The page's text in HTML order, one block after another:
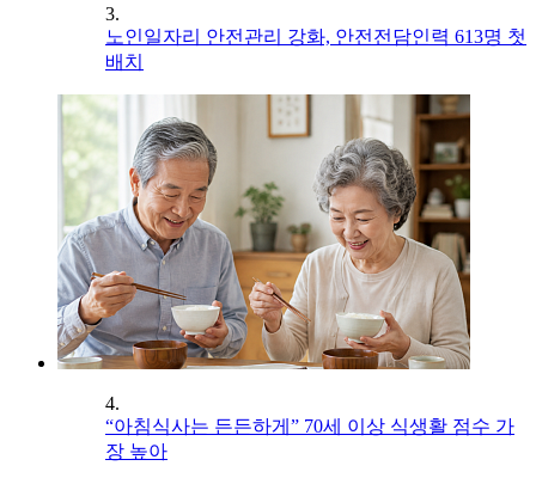
3.
노인일자리 안전관리 강화, 안전전담인력 613명 첫
배치
4.
“아침식사는 든든하게” 70세 이상 식생활 점수 가
장 높아